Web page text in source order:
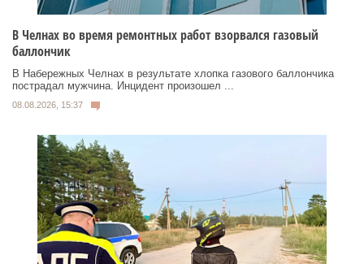
В Челнах во время ремонтных работ взорвался газовый
баллончик
В Набережных Челнах в результате хлопка газового баллончика
пострадал мужчина. Инцидент произошел ...
08.08.2026, 15:37